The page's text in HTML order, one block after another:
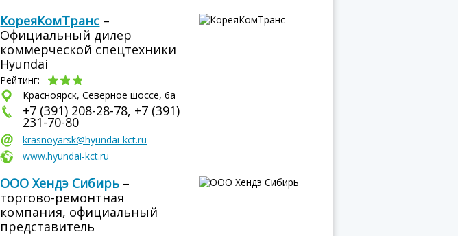
КореяКомТранс –
Официальный дилер
коммерческой спецтехники
Hyundai
Рейтинг:
Красноярск, Северное шоссе, 6а
+7 (391) 208-28-78, +7 (391)
231-70-80
krasnoyarsk@hyundai-kct.ru
www.hyundai-kct.ru
ООО Хендэ Сибирь –
торгово-ремонтная
компания, официальный
представитель